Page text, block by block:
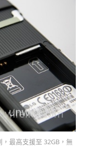
最高支援至 32GB，無